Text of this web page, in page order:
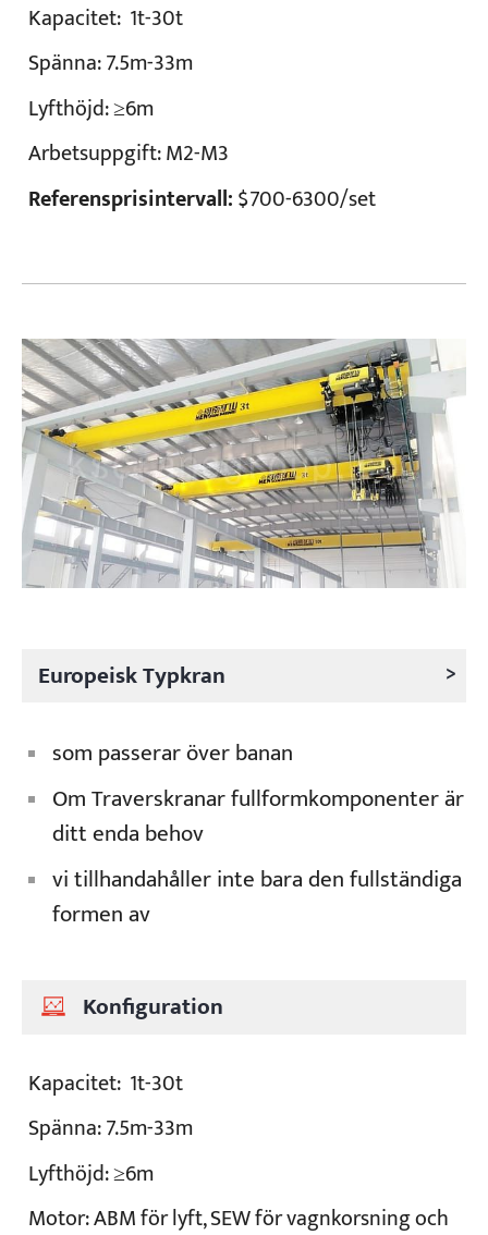
Kapacitet: 1t-30t
Spänna:7.5m-33m
Lyfthöjd:≥6m
Arbetsuppgift:M2-M3
Referensprisintervall:$700-6300/set
Europeisk Typkran >
som passerar över banan
Om Traverskranar fullformkomponenter är
ditt enda behov
vi tillhandahåller inte bara den fullständiga
formen av
Konfiguration
Kapacitet: 1t-30t
Spänna:7.5m-33m
Lyfthöjd:≥6m
Motor:ABM för lyft, SEW för vagnkorsning och